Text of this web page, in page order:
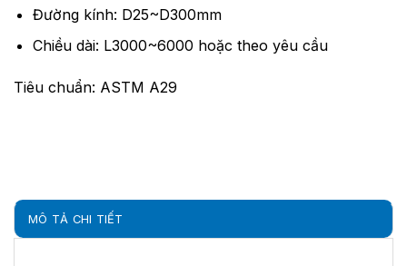
Đường kính: D25~D300mm
Chiều dài: L3000~6000 hoặc theo yêu cầu
Tiêu chuẩn: ASTM A29
MÔ TẢ CHI TIẾT